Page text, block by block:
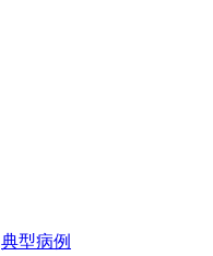
典型病例